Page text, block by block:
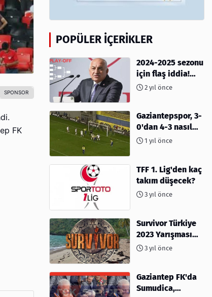
FK
POPÜLER İÇERIKLER
2024-2025 sezonu
için flaş iddia!
Play-Off sistemi
2 yıl önce
Gaziantepspor, 3-
0'dan 4-3 nasıl
kaybetti?
1 yıl önce
TFF 1. Lig'den kaç
takım düşecek?
3 yıl önce
Survivor Türkiye
2023 Yarışması
İçin Geri Sayım
3 yıl önce
Gaziantep FK'da
Sumudica,